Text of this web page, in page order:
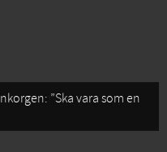
”Ska vara som en